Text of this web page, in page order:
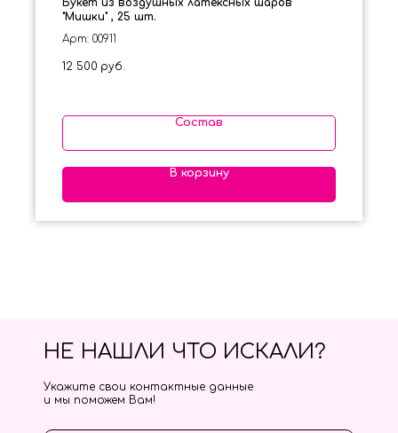
"Мишки" , 25 шт.
Арт: 00911
12 500 руб.
Состав
В корзину
НЕ НАШЛИ ЧТО ИСКАЛИ?
Укажите свои контактные данные
и мы поможем Вам!